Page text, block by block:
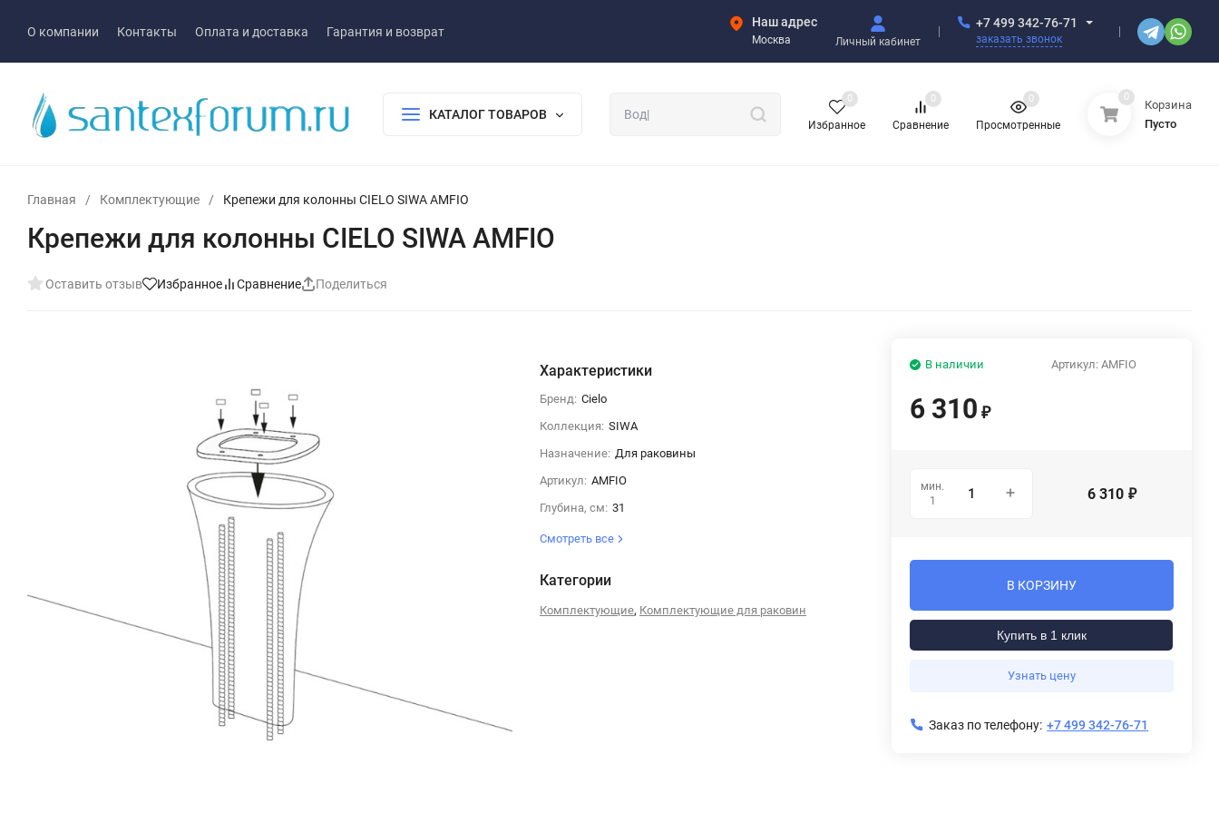
О компании Контакты Оплата и доставка Гарантия и возврат
Наш адрес
Москва Личный кабинет
+7 499 342-76-71
заказать звонок
КАТАЛОГ ТОВАРОВ
Избранное
0
Сравнение
0
Просмотренные
0 0
Корзина
Пусто
Главная / Комплектующие / Крепежи для колонны CIELO SIWA AMFIO
Крепежи для колонны CIELO SIWA AMFIO
Оставить отзыв Избранное Сравнение Поделиться
Характеристики
Бренд: Cielo
Коллекция: SIWA
Назначение: Для раковины
Артикул: AMFIO
Глубина, см: 31
Смотреть все
Категории
Комплектующие, Комплектующие для раковин
Артикул: AMFIO
В наличии
6 310 ₽
мин.
1
6 310 ₽
В КОРЗИНУ
Купить в 1 клик
Узнать цену
Заказ по телефону: +7 499 342-76-71